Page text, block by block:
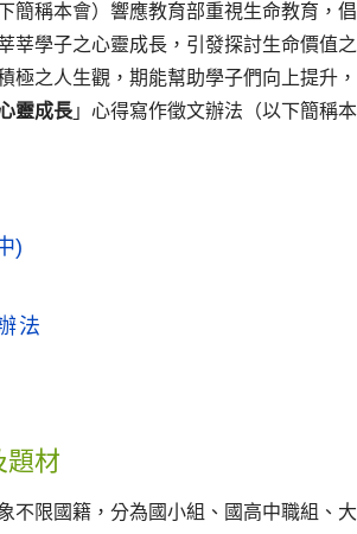
簡稱本會）響應教育部重視生命教育，倡
莘學子之心靈成長，引發探討生命價值之
極之人生觀，期能幫助學子們向上提升，
靈成長 」心得寫作徵文辦法（以下簡稱本
)
法
題材
不限國籍，分為國小組、國高中職組、大